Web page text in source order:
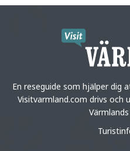
En reseguide som hjälper dig
Visitvarmland.com drivs och